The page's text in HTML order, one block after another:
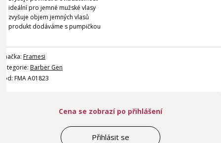
ideální pro jemné mužské vlasy
zvyšuje objem jemných vlasů
produkt dodáváme s pumpičkou
Značka: Framesi
Kategorie: Barber Gen
Kód: FMA A01823
Cena se zobrazí po přihlášení
Přihlásit se